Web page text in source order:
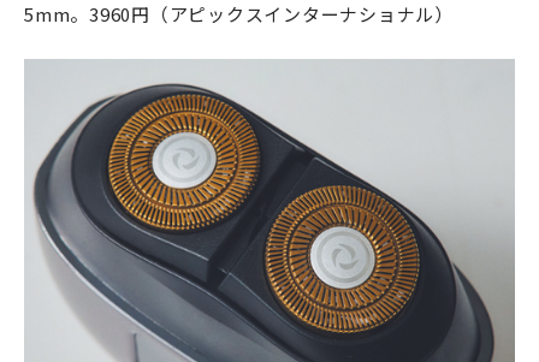
5mm。3960円（アピックスインターナショナル）